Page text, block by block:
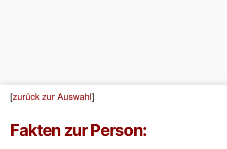
[zurück zur Auswahl]
Fakten zur Person: